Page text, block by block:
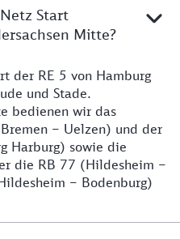
Start
Mitte?
der RE 5 von Hamburg
und Stade.
bedienen wir das
– Uelzen) und der
Harburg) sowie die
die RB 77 (Hildesheim –
– Bodenburg)